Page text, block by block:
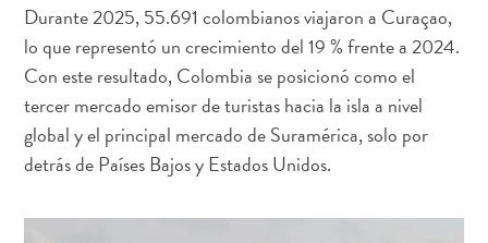
Deportes
y
golf
Excursiones
Monumentos
y
Durante 2025, 55.691 colombianos viajaron a Curaçao,
lo que representó un crecimiento del 19 % frente a 2024.
Con este resultado, Colombia se posicionó como el
tercer mercado emisor de turistas hacia la isla a nivel
global y el principal mercado de Suramérica, solo por
detrás de Países Bajos y Estados Unidos.